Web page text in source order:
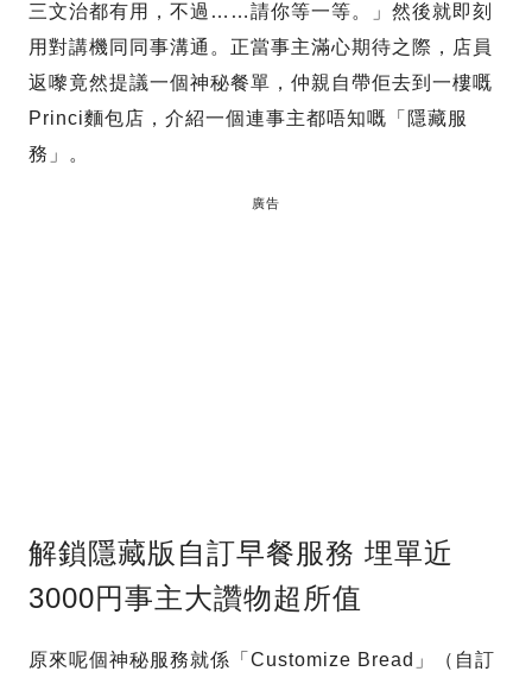
三文治都有用，不過……請你等一等。」然後就即刻
用對講機同同事溝通。正當事主滿心期待之際，店員
返嚟竟然提議一個神秘餐單，仲親自帶佢去到一樓嘅
Princi麵包店，介紹一個連事主都唔知嘅「隱藏服
務」。
廣告
解鎖隱藏版自訂早餐服務 埋單近
3000円事主大讚物超所值
原來呢個神秘服務就係「Customize Bread」（自訂